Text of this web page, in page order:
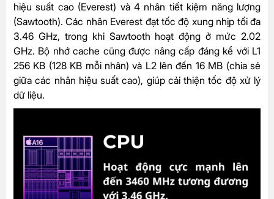
hiệu suất cao (Everest) và 4 nhân tiết kiệm năng lượng
(Sawtooth). Các nhân Everest đạt tốc độ xung nhịp tối đa
3.46 GHz, trong khi Sawtooth hoạt động ở mức 2.02
GHz. Bộ nhớ cache cũng được nâng cấp đáng kể với L1
256 KB (128 KB mỗi nhân) và L2 lên đến 16 MB (chia sẻ
giữa các nhân hiệu suất cao), giúp cải thiện tốc độ xử lý
dữ liệu.